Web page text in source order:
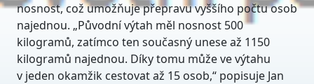
nosnost, což umožňuje přepravu vyššího počtu osob
najednou. „Původní výtah měl nosnost 500
kilogramů, zatímco ten současný unese až 1150
kilogramů najednou. Díky tomu může ve výtahu
v jeden okamžik cestovat až 15 osob,“ popisuje Jan